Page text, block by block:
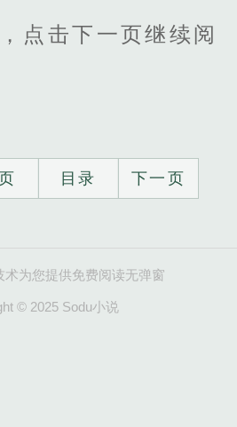
点击下一页继续阅
目录 下一页
术为您提供免费阅读无弹窗
© 2025 Sodu小说